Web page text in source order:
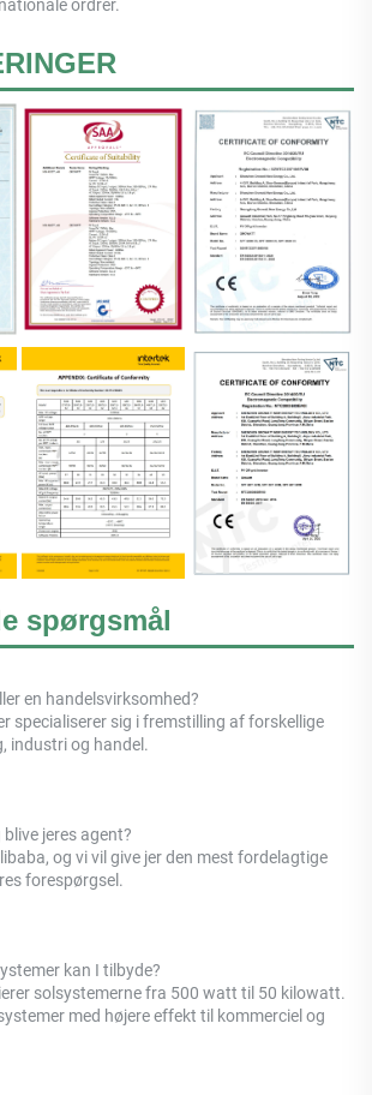
ordrer.
spørgsmål
en handelsvirksomhed?
specialiserer sig i fremstilling af forskellige
industri og handel.
jeres agent?
og vi vil give jer den mest fordelagtige
forespørgsel.
kan I tilbyde?
solsystemerne fra 500 watt til 50 kilowatt.
med højere effekt til kommerciel og